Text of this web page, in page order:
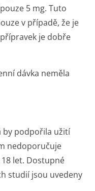
5 mg. Tuto
v případě, že je
je dobře
dávka neměla
by podpořila užití
nedoporučuje
let. Dostupné
studií jsou uvedeny